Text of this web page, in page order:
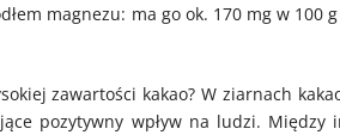
magnezu: ma go ok. 170 mg w 100
zawartości kakao? W ziarnach
pozytywny wpływ na ludzi. Między